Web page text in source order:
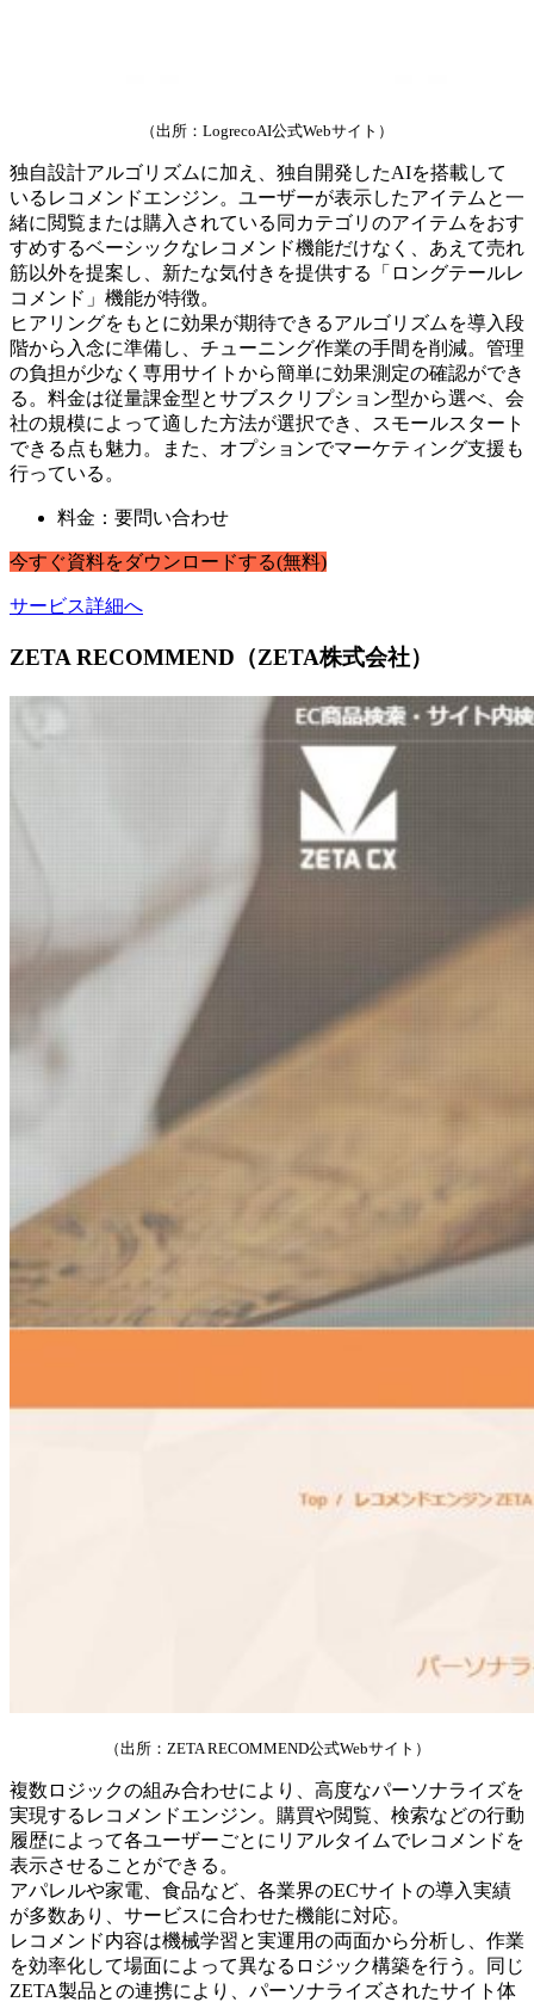
（出所：LogrecoAI公式Webサイト）
独自設計アルゴリズムに加え、独自開発したAIを搭載して
いるレコメンドエンジン。ユーザーが表示したアイテムと一
緒に閲覧または購入されている同カテゴリのアイテムをおす
すめするベーシックなレコメンド機能だけなく、あえて売れ
筋以外を提案し、新たな気付きを提供する「ロングテールレ
コメンド」機能が特徴。
ヒアリングをもとに効果が期待できるアルゴリズムを導入段
階から入念に準備し、チューニング作業の手間を削減。管理
の負担が少なく専用サイトから簡単に効果測定の確認ができ
る。料金は従量課金型とサブスクリプション型から選べ、会
社の規模によって適した方法が選択でき、スモールスタート
できる点も魅力。また、オプションでマーケティング支援も
行っている。
料金：要問い合わせ
今すぐ資料をダウンロードする(無料)
サービス詳細へ
ZETA RECOMMEND（ZETA株式会社）
（出所：ZETA RECOMMEND公式Webサイト）
複数ロジックの組み合わせにより、高度なパーソナライズを
実現するレコメンドエンジン。購買や閲覧、検索などの行動
履歴によって各ユーザーごとにリアルタイムでレコメンドを
表示させることができる。
アパレルや家電、食品など、各業界のECサイトの導入実績
が多数あり、サービスに合わせた機能に対応。
レコメンド内容は機械学習と実運用の両面から分析し、作業
を効率化して場面によって異なるロジック構築を行う。同じ
ZETA製品との連携により、パーソナライズされたサイト体